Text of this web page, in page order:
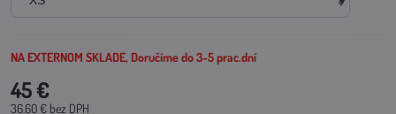
NA EXTERNOM SKLADE, Doručíme do 3-5 prac.dní
45 €
36.60 € bez DPH